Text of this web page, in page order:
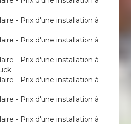
- Prix d'une installation à
- Prix d'une installation à
- Prix d'une installation à
- Prix d'une installation à
- Prix d'une installation à
- Prix d'une installation à